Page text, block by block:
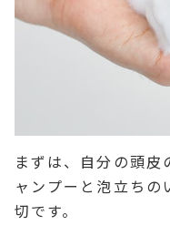
まずは、自分の頭
ャンプーと泡立ちの
切です。